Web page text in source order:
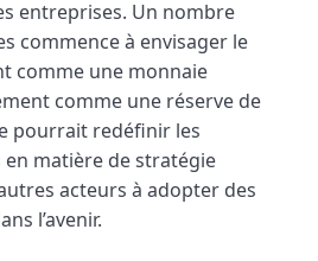
entreprises. Un nombre
commence à envisager le
comme une monnaie
comme une réserve de
pourrait redéfinir les
matière de stratégie
acteurs à adopter des
l’avenir.